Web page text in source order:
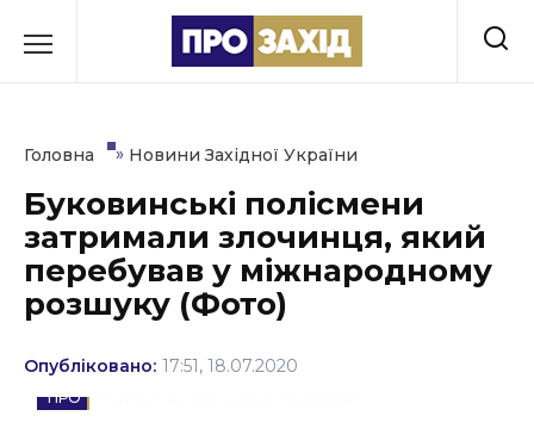
до
Культура
Освіта
Політика
Головна » Новини Західної України
Буковинські полісмени
затримали злочинця, який
перебував у міжнародному
розшуку (Фото)
Опубліковано: 17:51, 18.07.2020